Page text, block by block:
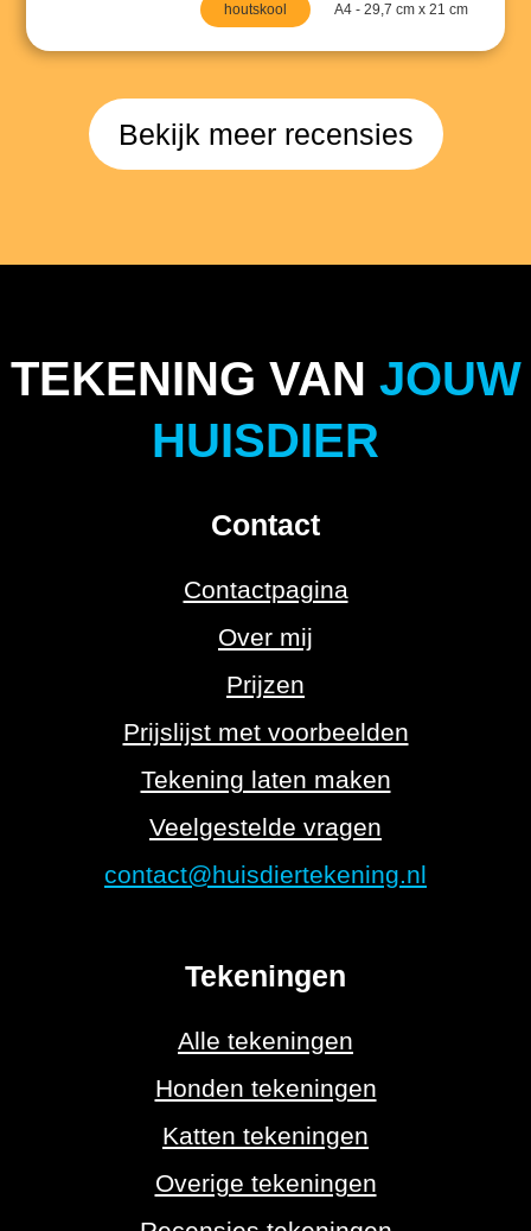
houtskool A4 - 29,7 cm x 21 cm
Bekijk meer recensies
TEKENING VAN JOUW
HUISDIER
Contact
Contactpagina
Over mij
Prijzen
Prijslijst met voorbeelden
Tekening laten maken
Veelgestelde vragen
contact@huisdiertekening.nl
Tekeningen
Alle tekeningen
Honden tekeningen
Katten tekeningen
Overige tekeningen